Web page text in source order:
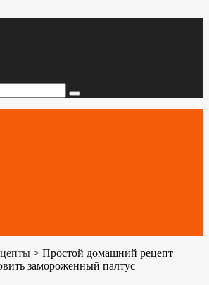
> Простой домашний рецепт
замороженный палтус